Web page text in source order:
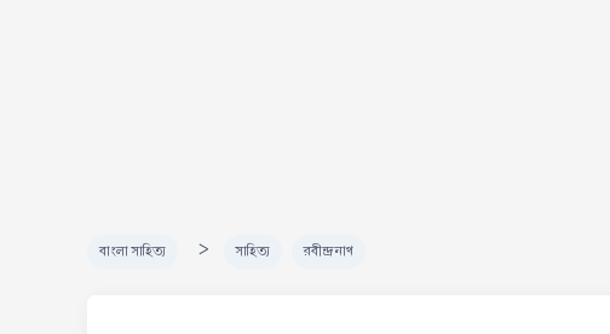
বাংলা সাহিত্য > সাহিত্য রবীন্দ্রনাথ